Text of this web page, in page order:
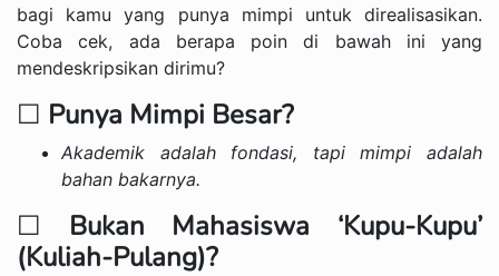
bagi kamu yang punya mimpi untuk direalisasikan.
Coba cek, ada berapa poin di bawah ini yang
mendeskripsikan dirimu?
☐ Punya Mimpi Besar?
Akademik adalah fondasi, tapi mimpi adalah
bahan bakarnya.
☐ Bukan Mahasiswa ‘Kupu-Kupu’
(Kuliah-Pulang)?